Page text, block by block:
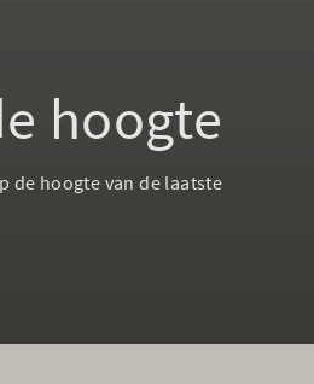
hoogte
de hoogte van de laatste